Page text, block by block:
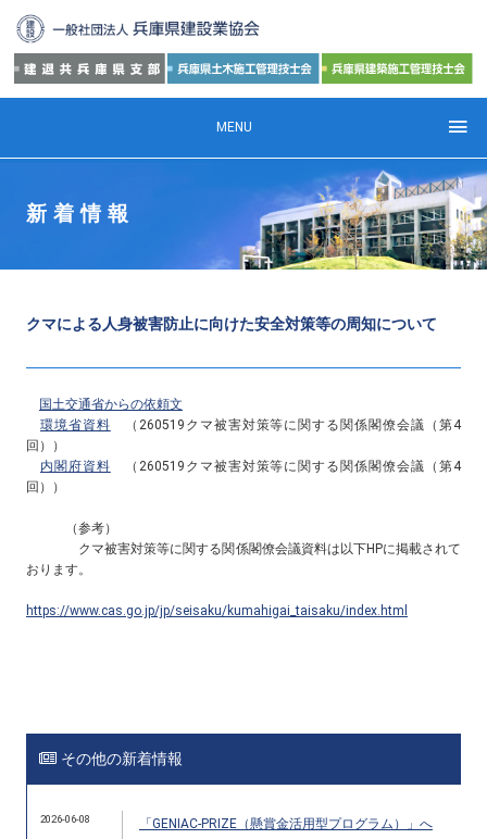
MENU
新着情報
クマによる人身被害防止に向けた安全対策等の周知について
国土交通省からの依頼文
環境省資料 （260519クマ被害対策等に関する関係閣僚会議（第4
回））
内閣府資料 （260519クマ被害対策等に関する関係閣僚会議（第4
回））
（参考）
クマ被害対策等に関する関係閣僚会議資料は以下HPに掲載されて
おります。
https://www.cas.go.jp/jp/seisaku/kumahigai_taisaku/index.html
その他の新着情報
2026-06-08
「GENIAC-PRIZE（懸賞金活用型プログラム）」へ